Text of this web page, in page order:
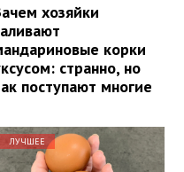
хозяйки
корки
странно, но
поступают многие
ЛУЧШЕЕ